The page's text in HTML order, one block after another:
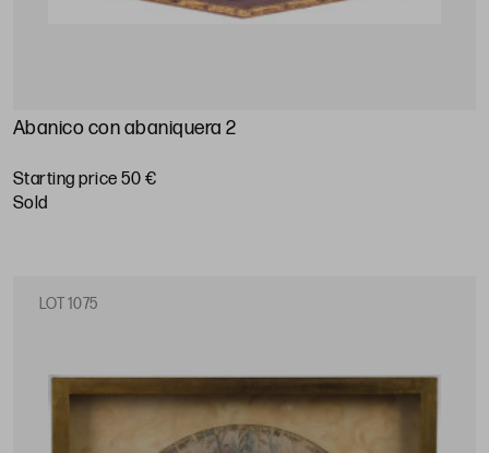
Abanico con abaniquera 2
Starting price 50 €
sold
LOT 1075